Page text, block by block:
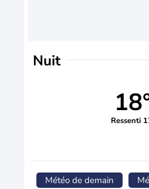
Nuit
Ressenti
Météo de demain